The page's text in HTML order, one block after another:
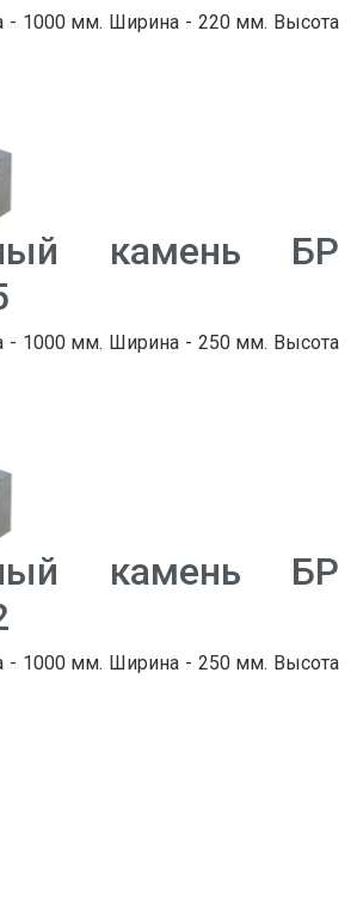
- 1000 мм. Ширина - 220 мм. Высота
камень БР
- 1000 мм. Ширина - 250 мм. Высота
камень БР
- 1000 мм. Ширина - 250 мм. Высота